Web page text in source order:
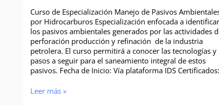
Curso de Especialización Manejo de Pasivos
por Hidrocarburos Especialización enfocada a
los pasivos ambientales generados por las actividades
perforación producción y refinación de la industria
petrolera. El curso permitirá a conocer las tecnologías y
pasos a seguir para el saneamiento integral de estos
pasivos. Fecha de Inicio: Vía plataforma IDS
Leer más »